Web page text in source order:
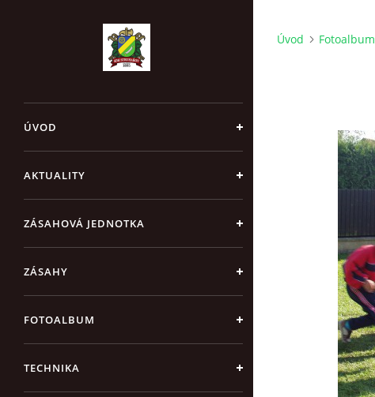
ÚVOD
AKTUALITY
ZÁSAHOVÁ JEDNOTKA
ZÁSAHY
FOTOALBUM
TECHNIKA
Úvod Fotoalbum